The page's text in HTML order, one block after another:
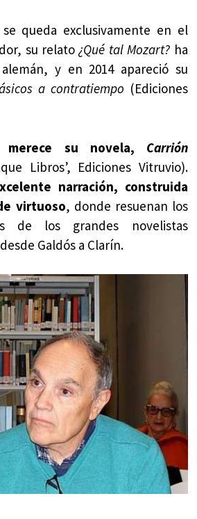
queda exclusivamente en el
su relato¿Qué tal Mozart? ha
y en 2014 apareció su
a contratiempo (Ediciones
merece su novela, Carrión
Libros’, Ediciones Vitruvio).
narración, construida
virtuoso, donde resuenan los
de los grandes novelistas
Galdós a Clarín.